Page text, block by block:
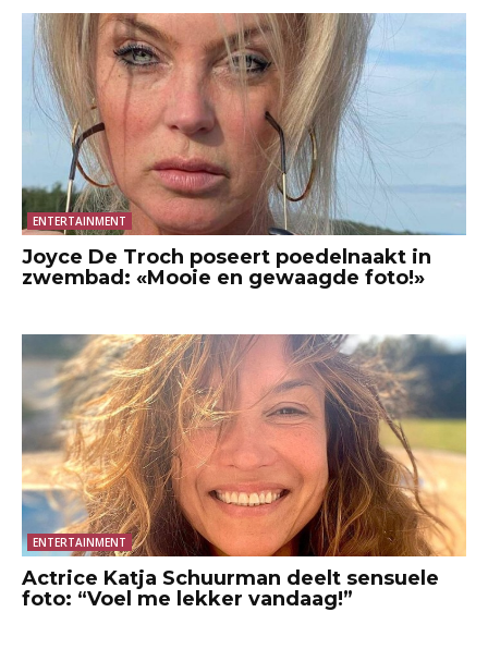
ENTERTAINMENT
Joyce De Troch poseert poedelnaakt in
zwembad: «Mooie en gewaagde foto!»
ENTERTAINMENT
Actrice Katja Schuurman deelt sensuele
foto: “Voel me lekker vandaag!”